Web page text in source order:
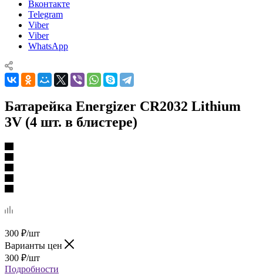
Вконтакте
Telegram
Viber
Viber
WhatsApp
Батарейка Energizer CR2032 Lithium
3V (4 шт. в блистере)
300 ₽/шт
Варианты цен
300 ₽/шт
Подробности